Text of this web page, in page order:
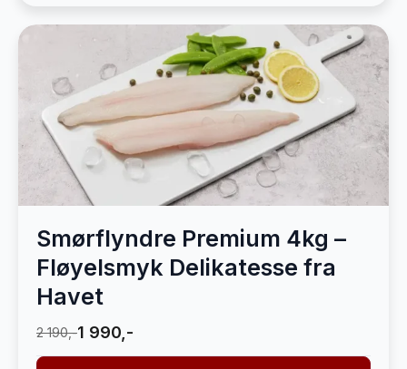
Smørflyndre Premium 4kg –
Fløyelsmyk Delikatesse fra
Havet
2 190,-1 990,-